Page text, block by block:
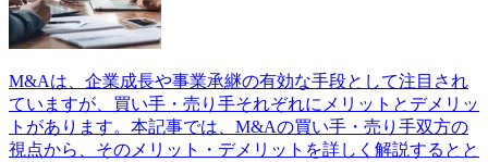
M&Aは、企業成長や事業承継の有効な手段として注目され
ていますが、買い手・売り手それぞれにメリットとデメリッ
トがあります。本記事では、M&Aの買い手・売り手双方の
視点から、そのメリット・デメリットを詳しく解説するとと